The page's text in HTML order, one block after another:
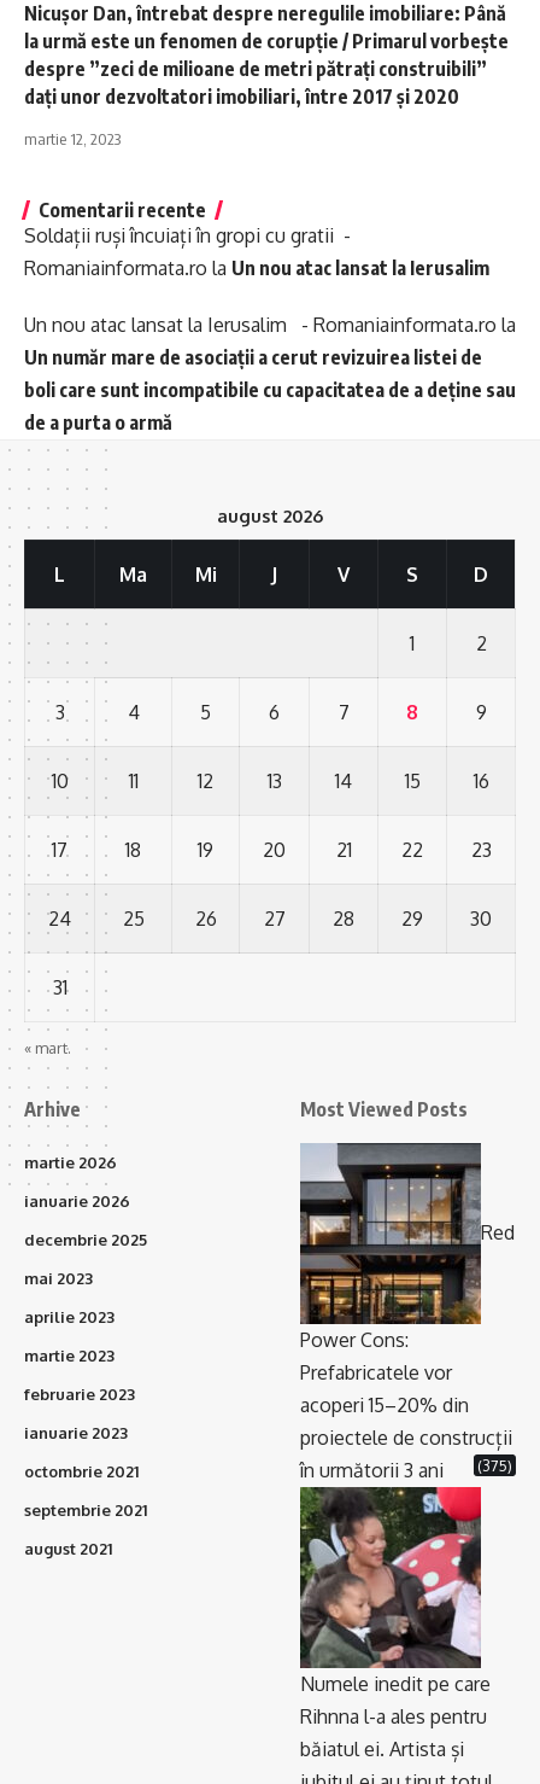
Nicuşor Dan, întrebat despre neregulile imobiliare: Până
la urmă este un fenomen de corupţie / Primarul vorbeşte
despre ”zeci de milioane de metri pătraţi construibili”
daţi unor dezvoltatori imobiliari, între 2017 şi 2020
martie 12, 2023
Comentarii recente
Soldații ruși încuiați în gropi cu gratii -
Romaniainformata.ro la Un nou atac lansat la Ierusalim
Un nou atac lansat la Ierusalim - Romaniainformata.ro la
Un număr mare de asociații a cerut revizuirea listei de
boli care sunt incompatibile cu capacitatea de a deține sau
de a purta o armă
august 2026
L Ma Mi J V S D
1 2
3 4 5 6 7 8 9
10 11 12 13 14 15 16
17 18 19 20 21 22 23
24 25 26 27 28 29 30
31
« mart.
Arhive
martie 2026
ianuarie 2026
decembrie 2025
mai 2023
aprilie 2023
martie 2023
februarie 2023
ianuarie 2023
octombrie 2021
septembrie 2021
august 2021
Most Viewed Posts
Red
Power Cons:
Prefabricatele vor
acoperi 15–20% din
proiectele de construcții
în următorii 3 ani
(375)
Numele inedit pe care
Rihnna l-a ales pentru
băiatul ei. Artista și